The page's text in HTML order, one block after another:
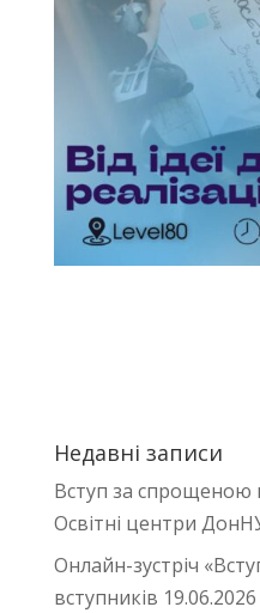
Недавні записи
Вступ за
Освітні центри
Онлайн-зустріч
вступників 19.06.2026